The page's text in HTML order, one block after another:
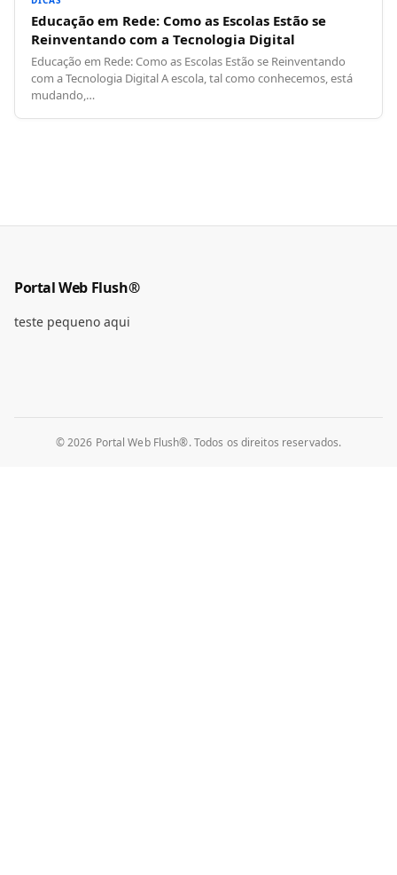
Educação em Rede: Como as Escolas Estão se
Reinventando com a Tecnologia Digital
Educação em Rede: Como as Escolas Estão se Reinventando
com a Tecnologia Digital A escola, tal como conhecemos, está
mudando,…
Portal Web Flush®
teste pequeno aqui
© 2026 Portal Web Flush®. Todos os direitos reservados.